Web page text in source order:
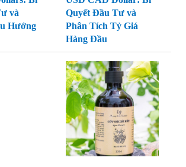
và
Hướng
Quyết Đầu Tư và
Phân Tích Tỷ Giá
Hàng Đầu